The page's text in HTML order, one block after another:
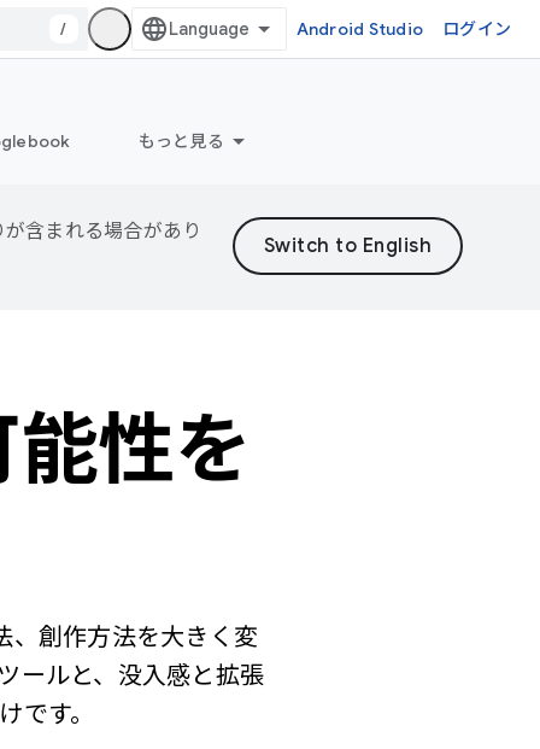
/ Android Studio ログイン
もっと見る
含まれる場合があり
性を
、創作方法を大きく変
ールと、没入感と拡張
です。